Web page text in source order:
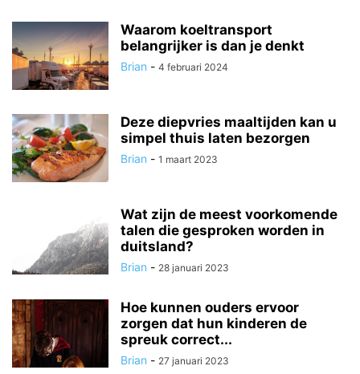
Waarom koeltransport
belangrijker is dan je denkt
Brian - 4 februari 2024
Deze diepvries maaltijden kan u
simpel thuis laten bezorgen
Brian - 1 maart 2023
Wat zijn de meest voorkomende
talen die gesproken worden in
duitsland?
Brian - 28 januari 2023
Hoe kunnen ouders ervoor
zorgen dat hun kinderen de
spreuk correct...
Brian - 27 januari 2023